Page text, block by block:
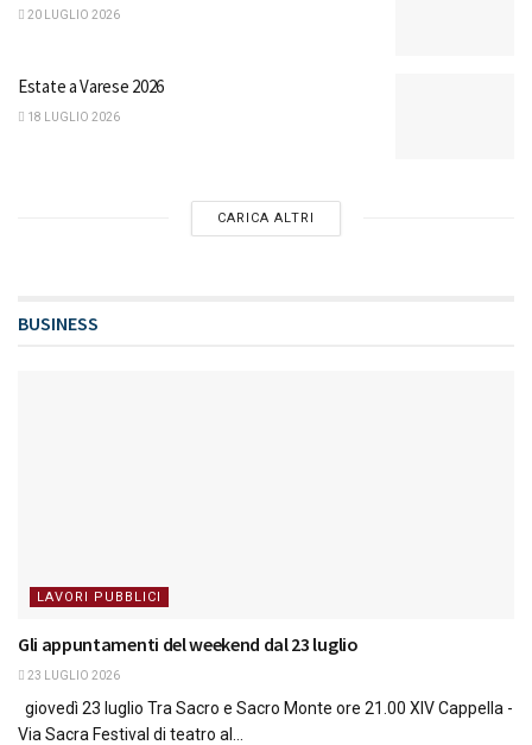
20 LUGLIO 2026
Estate a Varese 2026
18 LUGLIO 2026
CARICA ALTRI
BUSINESS
LAVORI PUBBLICI
Gli appuntamenti del weekend dal 23 luglio
23 LUGLIO 2026
giovedì 23 luglio Tra Sacro e Sacro Monte ore 21.00 XIV Cappella -
Via Sacra Festival di teatro al...